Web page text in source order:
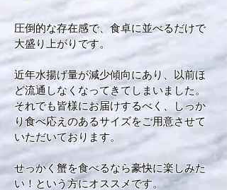
圧倒的な存在感で、食卓に並べるだけで
大盛り上がりです。
近年水揚げ量が減少傾向にあり、以前ほ
ど流通しなくなってきてしまいました。
それでも皆様にお届けするべく、しっか
り食べ応えのあるサイズをご用意させて
いただいております。
せっかく蟹を食べるなら豪快に楽しみた
い！という方にオススメです。